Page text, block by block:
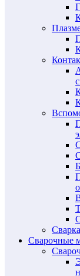
Сварочные